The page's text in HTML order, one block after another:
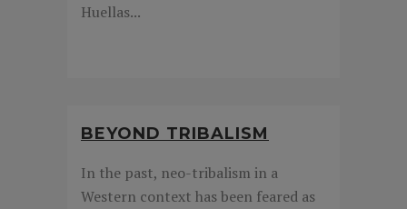
Huellas...
BEYOND TRIBALISM
In the past, neo-tribalism in a
Western context has been feared as